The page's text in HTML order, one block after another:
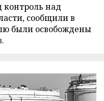
контроль над
сообщили в
были освобождены